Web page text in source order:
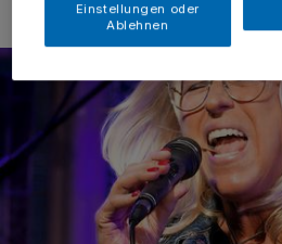
Einstellungen oder
Ablehnen